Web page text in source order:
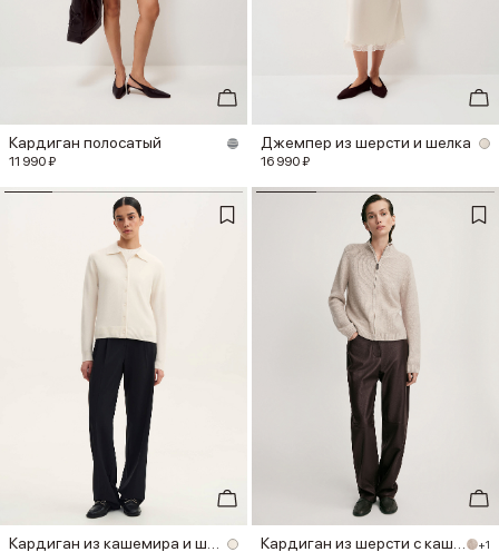
Кардиган полосатый
11 990 ₽
Джемпер из шерсти и шелка
16 990 ₽
+1